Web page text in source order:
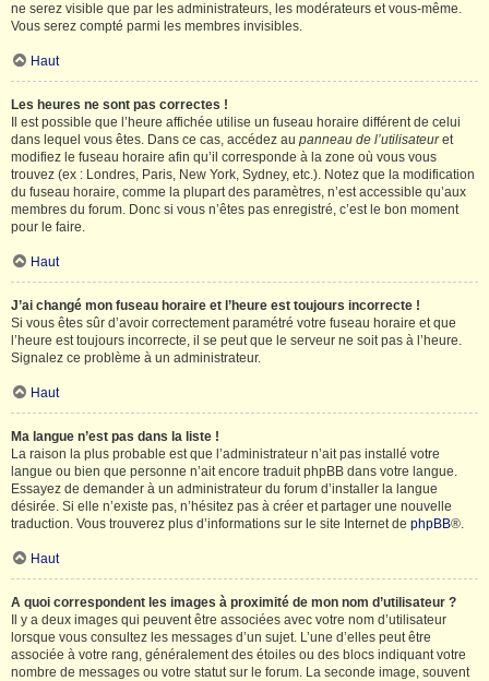
ne serez visible que par les administrateurs, les modérateurs et vous-même.
Vous serez compté parmi les membres invisibles.
Haut
Les heures ne sont pas correctes !
Il est possible que l’heure affichée utilise un fuseau horaire différent de celui
dans lequel vous êtes. Dans ce cas, accédez au panneau de l’utilisateuret
modifiez le fuseau horaire afin qu’il corresponde à la zone où vous vous
trouvez (ex : Londres, Paris, New York, Sydney, etc.). Notez que la modification
du fuseau horaire, comme la plupart des paramètres, n’est accessible qu’aux
membres du forum. Donc si vous n’êtes pas enregistré, c’est le bon moment
pour le faire.
Haut
J’ai changé mon fuseau horaire et l’heure est toujours incorrecte !
Si vous êtes sûr d’avoir correctement paramétré votre fuseau horaire et que
l’heure est toujours incorrecte, il se peut que le serveur ne soit pas à l’heure.
Signalez ce problème à un administrateur.
Haut
Ma langue n’est pas dans la liste !
La raison la plus probable est que l’administrateur n’ait pas installé votre
langue ou bien que personne n’ait encore traduit phpBB dans votre langue.
Essayez de demander à un administrateur du forum d’installer la langue
désirée. Si elle n’existe pas, n’hésitez pas à créer et partager une nouvelle
traduction. Vous trouverez plus d’informations sur le site Internet de phpBB®.
Haut
A quoi correspondent les images à proximité de mon nom d’utilisateur ?
Il y a deux images qui peuvent être associées avec votre nom d’utilisateur
lorsque vous consultez les messages d’un sujet. L’une d’elles peut être
associée à votre rang, généralement des étoiles ou des blocs indiquant votre
nombre de messages ou votre statut sur le forum. La seconde image, souvent